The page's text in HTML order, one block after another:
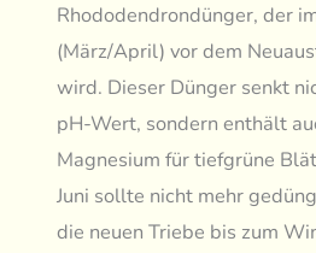
Rhododendrondünger, der
(März/April) vor dem
wird. Dieser Dünger senkt
pH-Wert, sondern enthält
Magnesium für tiefgrüne
Juni sollte nicht mehr
die neuen Triebe bis zum